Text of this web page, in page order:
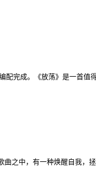
配完成。《放荡》是一首
之中，有一种焕醒自我，